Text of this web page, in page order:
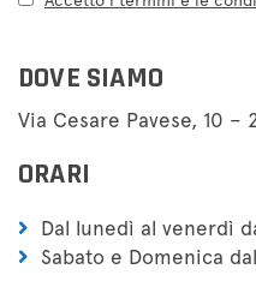
DOVE SIAMO
Via Cesare Pavese, 10 –
ORARI
Dal lunedì al venerdì
Sabato e Domenica